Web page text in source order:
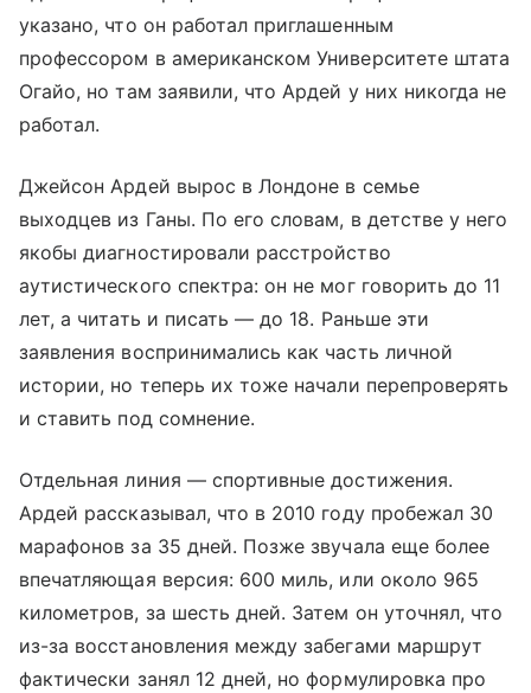
указано, что он работал приглашенным
профессором в американском Университете штата
Огайо, но там заявили, что Ардей у них никогда не
работал.
Джейсон Ардей вырос в Лондоне в семье
выходцев из Ганы. По его словам, в детстве у него
якобы диагностировали расстройство
аутистического спектра: он не мог говорить до 11
лет, а читать и писать — до 18. Раньше эти
заявления воспринимались как часть личной
истории, но теперь их тоже начали перепроверять
и ставить под сомнение.
Отдельная линия — спортивные достижения.
Ардей рассказывал, что в 2010 году пробежал 30
марафонов за 35 дней. Позже звучала еще более
впечатляющая версия: 600 миль, или около 965
километров, за шесть дней. Затем он уточнял, что
из-за восстановления между забегами маршрут
фактически занял 12 дней, но формулировка про